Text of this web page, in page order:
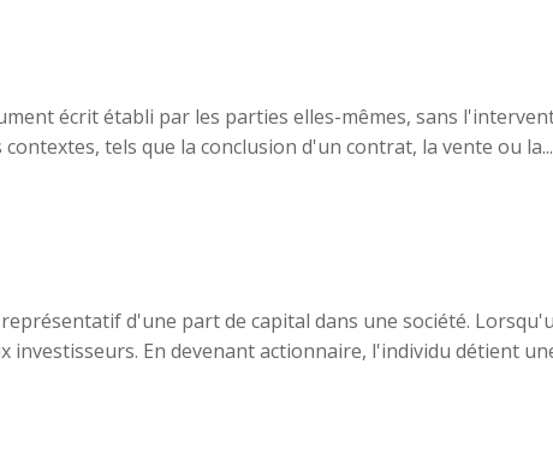
écrit établi par les parties elles-mêmes, sans
tels que la conclusion d'un contrat, la vente ou la...
d'une part de capital dans une société.
investisseurs. En devenant actionnaire, l'individu détient